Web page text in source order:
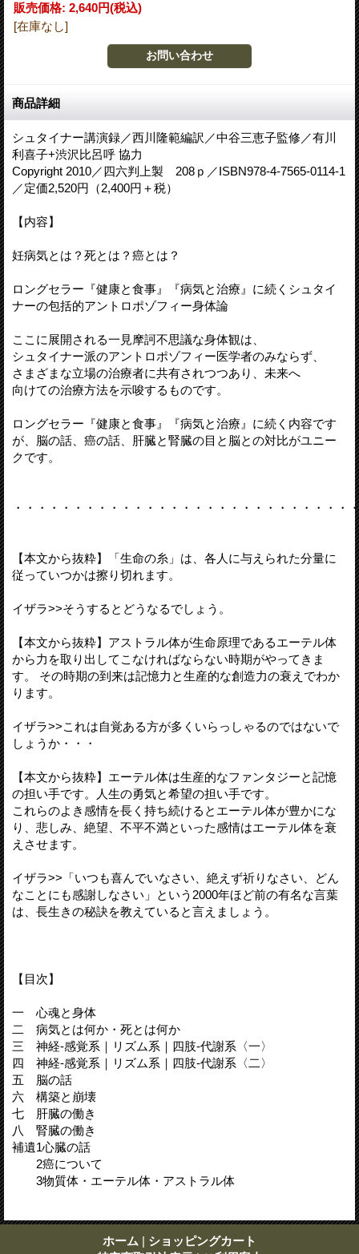
販売価格: 2,640円(税込)
[在庫なし]
商品詳細
シュタイナー講演録／西川隆範編訳／中谷三恵子監修／有川
利喜子+渋沢比呂呼 協力
Copyright 2010／四六判上製 208ｐ／ISBN978-4-7565-0114-1
／定価2,520円（2,400円＋税）
【内容】
妊病気とは？死とは？癌とは？
ロングセラー『健康と食事』『病気と治療』に続くシュタイ
ナーの包括的アントロポゾフィー身体論
ここに展開される一見摩訶不思議な身体観は、
シュタイナー派のアントロポゾフィー医学者のみならず、
さまざまな立場の治療者に共有されつつあり、未来へ
向けての治療方法を示唆するものです。
ロングセラー『健康と食事』『病気と治療』に続く内容です
が、脳の話、癌の話、肝臓と腎臓の目と脳との対比がユニー
クです。
・・・・・・・・・・・・・・・・・・・・・・・・・・・・
【本文から抜粋】「生命の糸」は、各人に与えられた分量に
従っていつかは擦り切れます。
イザラ>>そうするとどうなるでしょう。
【本文から抜粋】アストラル体が生命原理であるエーテル体
から力を取り出してこなければならない時期がやってきま
す。 その時期の到来は記憶力と生産的な創造力の衰えでわか
ります。
イザラ>>これは自覚ある方が多くいらっしゃるのではないで
しょうか・・・
【本文から抜粋】エーテル体は生産的なファンタジーと記憶
の担い手です。人生の勇気と希望の担い手です。
これらのよき感情を長く持ち続けるとエーテル体が豊かにな
り、悲しみ、絶望、不平不満といった感情はエーテル体を衰
えさせます。
イザラ>>「いつも喜んでいなさい、絶えず祈りなさい、どん
なことにも感謝しなさい」という2000年ほど前の有名な言葉
は、長生きの秘訣を教えていると言えましょう。
【目次】
一 心魂と身体
二 病気とは何か・死とは何か
三 神経‐感覚系｜リズム系｜四肢‐代謝系〈一〉
四 神経‐感覚系｜リズム系｜四肢‐代謝系〈二〉
五 脳の話
六 構築と崩壊
七 肝臓の働き
八 腎臓の働き
補遺1心臓の話
2癌について
3物質体・エーテル体・アストラル体
ホーム | ショッピングカート